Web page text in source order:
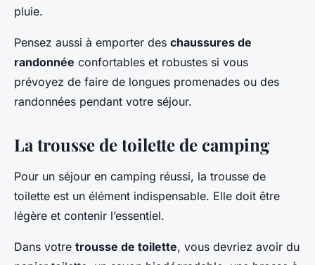
pluie.
Pensez aussi à emporter des chaussures de
randonnée confortables et robustes si vous
prévoyez de faire de longues promenades ou des
randonnées pendant votre séjour.
La trousse de toilette de camping
Pour un séjour en camping réussi, la trousse de
toilette est un élément indispensable. Elle doit être
légère et contenir l’essentiel.
Dans votre trousse de toilette, vous devriez avoir du